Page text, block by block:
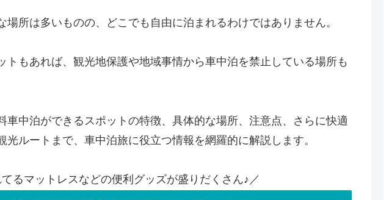
場所は多いものの、どこでも自由に泊まれるわけではありません。
トもあれば、観光地保護や地域事情から車中泊を禁止している場所も
車中泊ができるスポットの特徴、具体的な場所、注意点、さらに快適
光ルートまで、車中泊旅に役立つ情報を網羅的に解説します。
るマットレスなどの便利グッズが盛りだくさん♪／